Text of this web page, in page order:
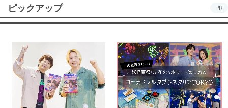
ピックアップ PR